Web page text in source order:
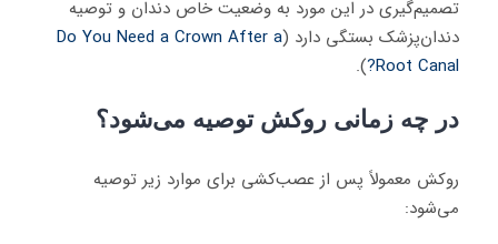
تصمیم‌گیری در این مورد به وضعیت خاص دندان و توصیه
دندان‌پزشک بستگی دارد (Do You Need a Crown After a
Root Canal?
).
در چه زمانی روکش توصیه می‌شود؟
روکش معمولاً پس از عصب‌کشی برای موارد زیر توصیه
می‌شود: